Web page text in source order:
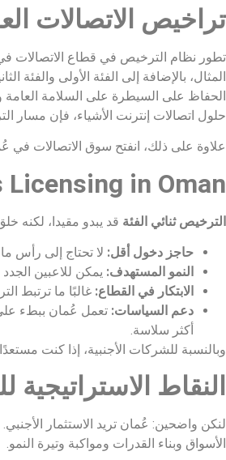
تراخيص الاتصالات
تطور نظام الترخيص في قطاع الاتصالات
المثال، بالإضافة إلى الفئة الأولى والفئة
الحفاظ على السيطرة على السلامة العامة
حلول اتصالات إنترنت الأشياء، فإن مسار
علاوة على ذلك، انفتح سوق الاتصالات في
in Oman
الترخيص ثنائي الفئة قد يبدو مقيدا، لكنه
حاجز دخول أقل: لا تحتاج إلى رأس
النمو المستهدف: يمكن للاعبين
الابتكار في القطاع: غالبًا ما ترتبط
دعم السياسات: تعمل عُمان ببطء
أكثر سلاسة.
وبالنسبة للشركات الأجنبية، إذا كنت
النقاط
لنكن واضحين: عُمان تريد الاستثمار
الأسواق وبناء القدرات ومواكبة وتيرة النمو.